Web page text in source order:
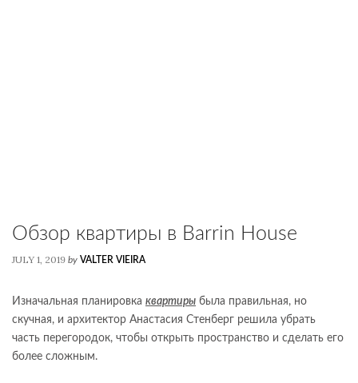
Обзор квартиры в Barrin House
JULY 1, 2019 by VALTER VIEIRA
Изначальная планировка квартиры была правильная, но
скучная, и архитектор Анастасия Стенберг решила убрать
часть перегородок, чтобы открыть пространство и сделать его
более сложным.